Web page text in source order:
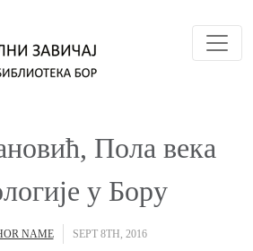
Пола века
у Бору
NAME SEPT 8TH, 2016